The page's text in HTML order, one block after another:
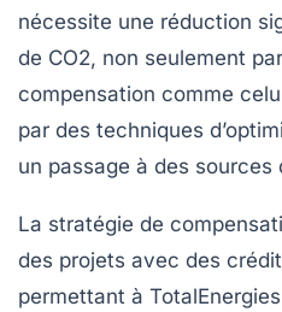
nécessite une réduction
de CO2, non seulement
compensation comme
par des techniques
un passage à des sources
La stratégie de
des projets avec des
permettant à